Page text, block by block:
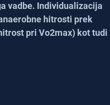
vadbe. Individualizacija
hitrosti prek
pri Vo2max) kot tudi